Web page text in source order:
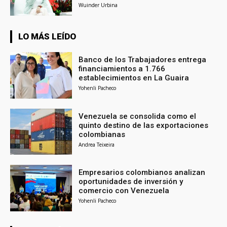
Wuinder Urbina
LO MÁS LEÍDO
Banco de los Trabajadores entrega
financiamientos a 1.766
establecimientos en La Guaira
Yohenli Pacheco
Venezuela se consolida como el
quinto destino de las exportaciones
colombianas
Andrea Teixeira
Empresarios colombianos analizan
oportunidades de inversión y
comercio con Venezuela
Yohenli Pacheco